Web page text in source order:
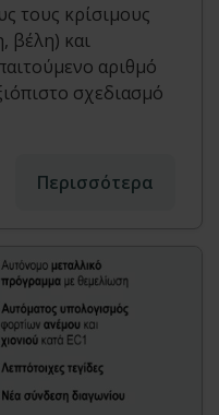
τους κρίσιμους
βέλη) και
αριθμό
σχεδιασμό
Περισσότερα